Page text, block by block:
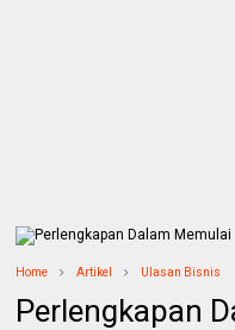
Home Artikel Ulasan Bisnis
Perlengkapan